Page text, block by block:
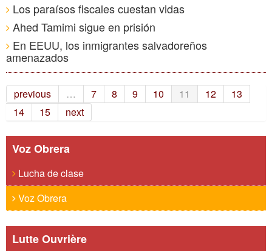
Los paraísos fiscales cuestan vidas
Ahed Tamimi sigue en prisión
En EEUU, los inmigrantes salvadoreños
amenazados
previous … 7 8 9 10 11 12
13
14
15 next
Voz Obrera
Lucha de clase
Voz Obrera
Lutte Ouvrière